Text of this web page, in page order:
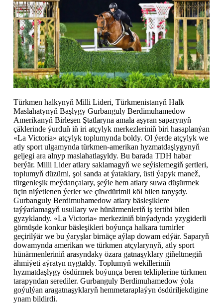
Türkmen halkynyň Milli Lideri, Türkmenistanyň Halk
Maslahatynyň Başlygy Gurbanguly Berdimuhamedow
Amerikanyň Birleşen Ştatlaryna amala aşyran saparynyň
çäklerinde ýurduň iň iri atçylyk merkezleriniň biri hasaplanýan
«La Victoria» atçylyk toplumynda boldy. Ol ýerde atçylyk we
atly sport ulgamynda türkmen-amerikan hyzmatdaşlygynyň
geljegi ara alnyp maslahatlaşyldy. Bu barada TDH habar
berýär. Milli Lider atlary saklamagyň we seýislemegiň şertleri,
toplumyň düzümi, şol sanda at ýataklary, üsti ýapyk manež,
türgenleşik meýdançalary, şeýle hem atlary suwa düşürmek
üçin niýetlenen ýerler we çüwdürimli köl bilen tanyşdy.
Gurbanguly Berdimuhamedow atlary bäsleşiklere
taýýarlamagyň usullary we hünärmenleriň iş tertibi bilen
gyzyklandy. «La Victoria» merkeziniň binýadynda yzygiderli
görnüşde konkur bäsleşikleri boýunça halkara turnirler
geçirilýär we bu ýaryşlar birnäçe aýlap dowam edýär. Saparyň
dowamynda amerikan we türkmen atçylarynyň, atly sport
hünärmenleriniň arasyndaky özara gatnaşyklary giňeltmegiň
ähmiýeti aýratyn nygtaldy. Toplumyň wekilleriniň
hyzmatdaşlygy ösdürmek boýunça beren tekliplerine türkmen
tarapyndan serediler. Gurbanguly Berdimuhamedow ýola
goýulýan aragatnaşyklaryň hemmetaraplaýyn ösdüriljekdigine
ynam bildirdi.